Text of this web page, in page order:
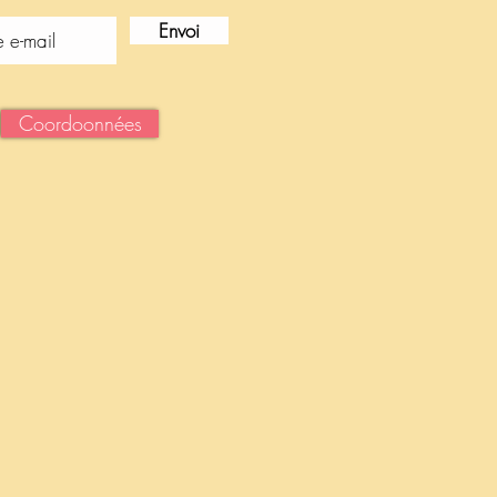
Envoi
Coordoonnées